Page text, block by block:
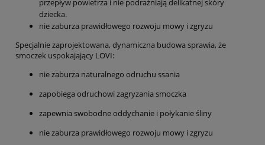
dziecka.
nie zaburza prawidłowego rozwoju mowy i zgryzu
Specjalnie zaprojektowana, dynamiczna budowa sprawia, że
smoczek uspokajający LOVI:
nie zaburza naturalnego odruchu ssania
zapobiega odruchowi zagryzania smoczka
zapewnia swobodne oddychanie i połykanie śliny
nie zaburza prawidłowego rozwoju mowy i zgryzu